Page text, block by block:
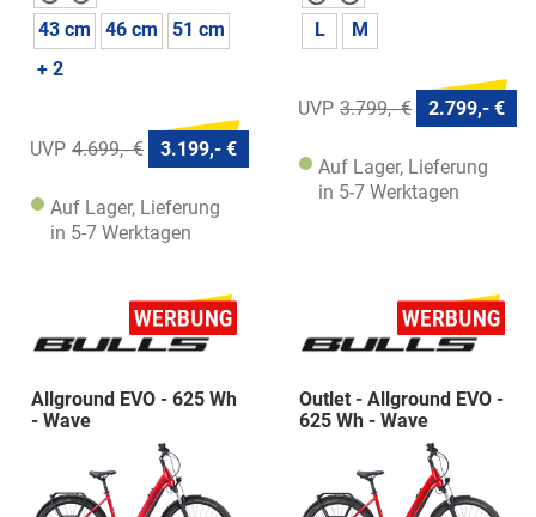
43 cm 46 cm
51 cm
+ 2
4.699,- € 3.199,- €
Auf Lager, Lieferung
in 5-7 Werktagen
L M
3.799,- € 2.799,- €
Auf Lager, Lieferung
in 5-7 Werktagen
Allground EVO - 625 Wh
- Wave
Outlet - Allground EVO -
625 Wh - Wave